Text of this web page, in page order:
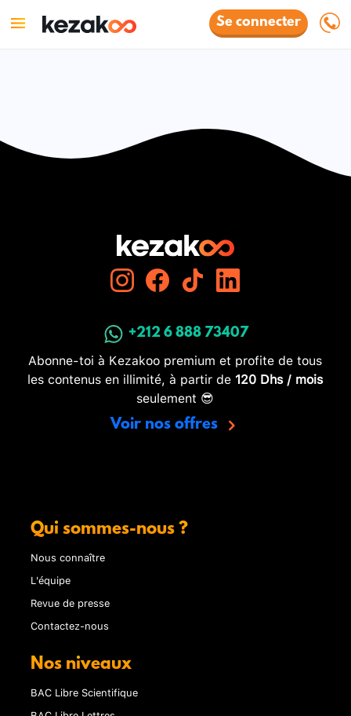
Se connecter
+212 6 888 73407
Abonne-toi à Kezakoo premium et profite de tous
les contenus en illimité, à partir de 120 Dhs / mois
seulement 😎
Voir nos offres
Qui sommes-nous ?
Nous connaître
L'équipe
Revue de presse
Contactez-nous
Nos niveaux
BAC Libre Scientifique